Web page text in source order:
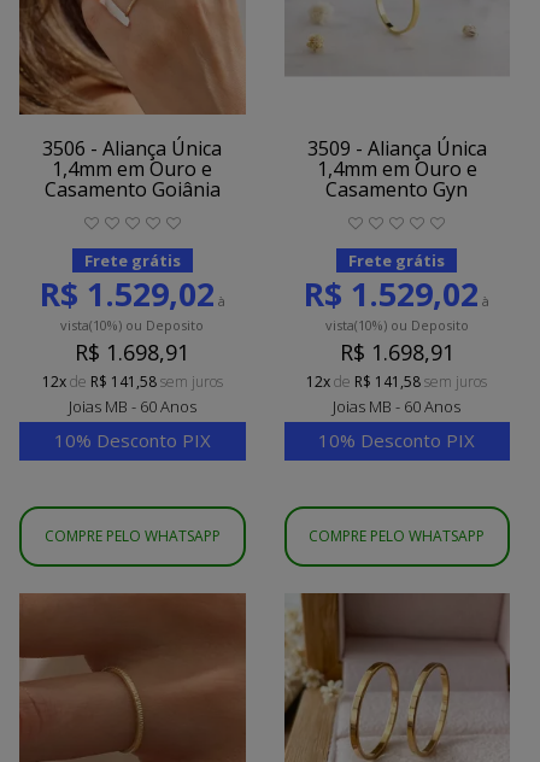
3506 - Aliança Única
1,4mm em Ouro e
Casamento Goiânia
Frete grátis
R$ 1.529,02 à
vista(10%) ou Deposito
R$ 1.698,91
12xde R$ 141,58sem juros
Joias MB - 60 Anos
10% Desconto PIX
COMPRE PELO WHATSAPP
3509 - Aliança Única
1,4mm em Ouro e
Casamento Gyn
Frete grátis
R$ 1.529,02 à
vista(10%)ou Deposito
R$ 1.698,91
12xde R$ 141,58sem juros
Joias MB - 60 Anos
10% Desconto PIX
COMPRE PELO WHATSAPP